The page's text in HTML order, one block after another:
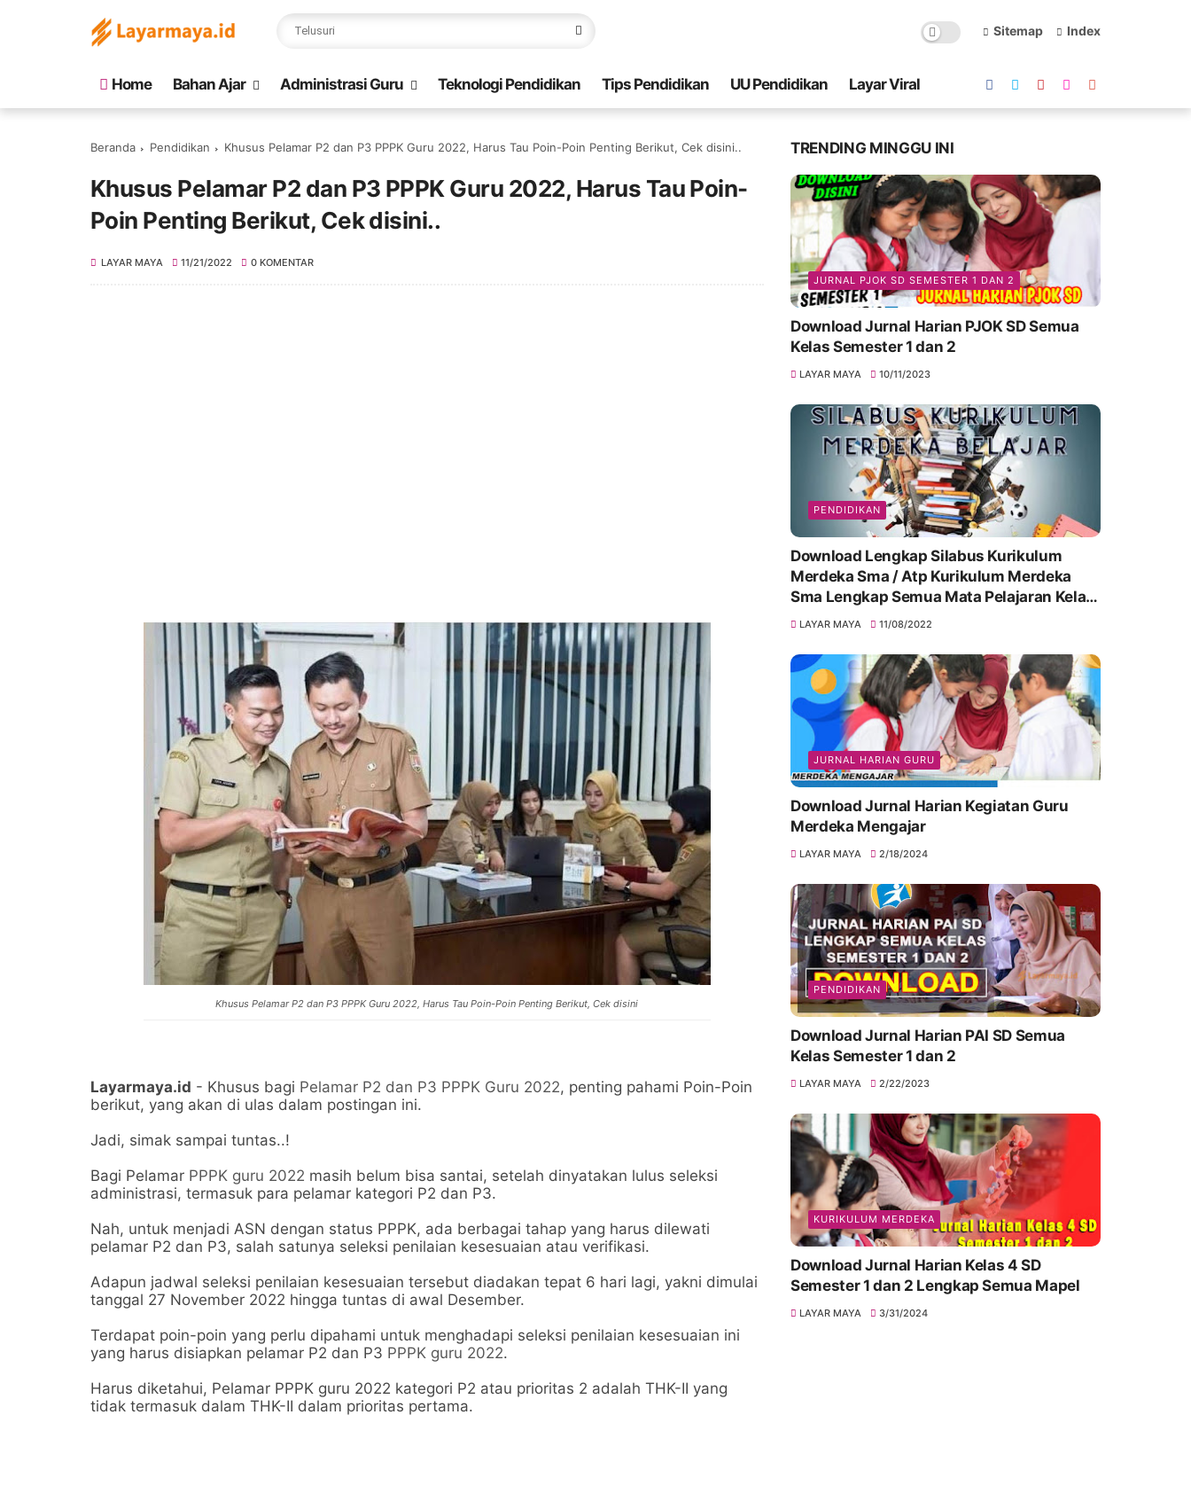
Sitemap Index
Home Bahan Ajar Administrasi Guru Teknologi Pendidikan Tips Pendidikan UU Pendidikan Layar Viral
Beranda Pendidikan Khusus Pelamar P2 dan P3 PPPK Guru 2022, Harus Tau Poin-Poin Penting Berikut, Cek disini..
Khusus Pelamar P2 dan P3 PPPK Guru 2022, Harus Tau Poin-
Poin Penting Berikut, Cek disini..
LAYAR MAYA 11/21/2022 0 KOMENTAR
Khusus Pelamar P2 dan P3 PPPK Guru 2022, Harus Tau Poin-Poin Penting Berikut, Cek disini
Layarmaya.id - Khusus bagi Pelamar P2 dan P3 PPPK Guru 2022, penting pahami Poin-Poin
berikut, yang akan di ulas dalam postingan ini.
Jadi, simak sampai tuntas..!
Bagi Pelamar PPPK guru 2022 masih belum bisa santai, setelah dinyatakan lulus seleksi
administrasi, termasuk para pelamar kategori P2 dan P3.
Nah, untuk menjadi ASN dengan status PPPK, ada berbagai tahap yang harus dilewati
pelamar P2 dan P3, salah satunya seleksi penilaian kesesuaian atau verifikasi.
Adapun jadwal seleksi penilaian kesesuaian tersebut diadakan tepat 6 hari lagi, yakni dimulai
tanggal 27 November 2022 hingga tuntas di awal Desember.
Terdapat poin-poin yang perlu dipahami untuk menghadapi seleksi penilaian kesesuaian ini
yang harus disiapkan pelamar P2 dan P3 PPPK guru 2022.
Harus diketahui, Pelamar PPPK guru 2022 kategori P2 atau prioritas 2 adalah THK-II yang
tidak termasuk dalam THK-II dalam prioritas pertama.
TRENDING MINGGU INI
JURNAL PJOK SD SEMESTER 1 DAN 2
Download Jurnal Harian PJOK SD Semua
Kelas Semester 1 dan 2
LAYAR MAYA 10/11/2023
PENDIDIKAN
Download Lengkap Silabus Kurikulum
Merdeka Sma / Atp Kurikulum Merdeka
Sma Lengkap Semua Mata Pelajaran Kelas
10, 11 & 12
LAYAR MAYA 11/08/2022
JURNAL HARIAN GURU
Download Jurnal Harian Kegiatan Guru
Merdeka Mengajar
LAYAR MAYA 2/18/2024
PENDIDIKAN
Download Jurnal Harian PAI SD Semua
Kelas Semester 1 dan 2
LAYAR MAYA 2/22/2023
KURIKULUM MERDEKA
Download Jurnal Harian Kelas 4 SD
Semester 1 dan 2 Lengkap Semua Mapel
LAYAR MAYA 3/31/2024